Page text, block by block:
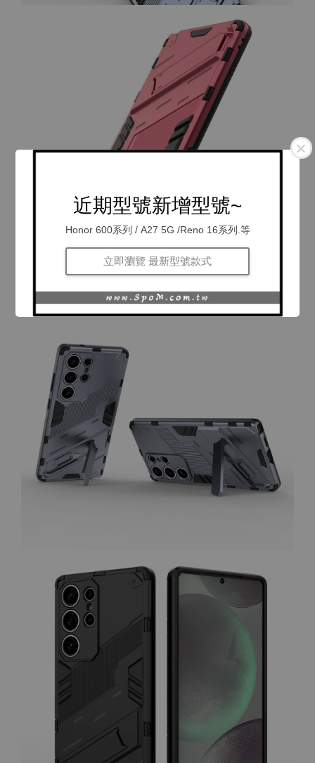
近期型號新增型號~
Honor 600系列 / A27 5G /Reno 16系列.等
立即瀏覽 最新型號款式